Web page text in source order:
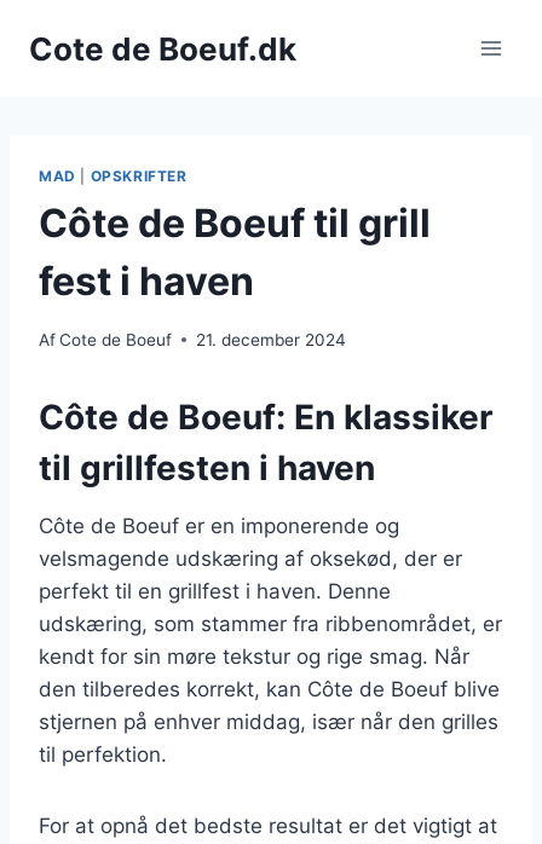
Cote de Boeuf.dk
MAD OPSKRIFTER
Côte de Boeuf til grill
fest i haven
AfCote de Boeuf 21. december 2024
Côte de Boeuf: En klassiker
til grillfesten i haven
Côte de Boeuf er en imponerende og
velsmagende udskæring af oksekød, der er
perfekt til en grillfest i haven. Denne
udskæring, som stammer fra ribbenområdet, er
kendt for sin møre tekstur og rige smag. Når
den tilberedes korrekt, kan Côte de Boeuf blive
stjernen på enhver middag, især når den grilles
til perfektion.
For at opnå det bedste resultat er det vigtigt at